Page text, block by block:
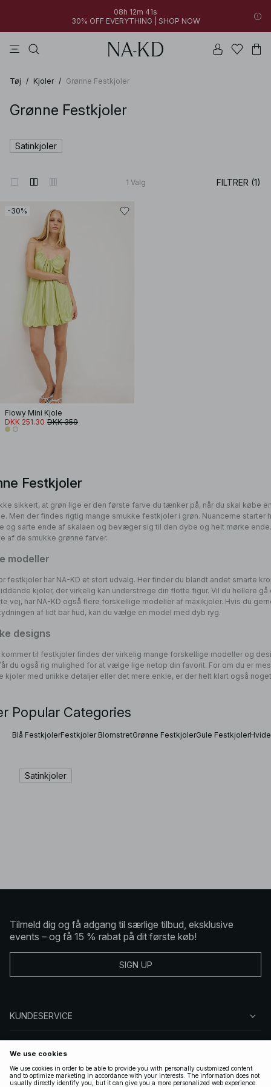
08h 12m 41s
30% OFF EVERYTHING | SHOP NOW
Tøj / Kjoler / Grønne Festkjoler
Grønne Festkjoler
Satinkjoler
1 Valg FILTRER (1)
-30%
Flowy Mini Kjole
DKK 251.30 DKK 359
Festkjoler
sikkert, at grøn lige er den første farve du tænker på, når du skal købe
Men der findes rigtig mange smukke festkjoler i grøn. Nuancerne starter
og sarte ende af skalaen og bevæger sig til den dybe og helt mørke
af de smukke grønne farver.
modeller
festkjoler har NA-KD et stort udvalg. Her finder du blandt andet smarte
kjoler, der virkelig kan understrege din flotte figur. Vil du hellere gå
vej, har NA-KD også flere forskellige modeller af maxikjoler. Hvis du
af lidt bar hud, kan du vælge en model med dyb ryg.
designs
kommer til festkjoler findes der virkelig mange forskellige modeller og
du også rig mulighed for at vælge lige netop din favorit. For om du er
kjoler med unikke detaljer eller det mere enkle, er der helt klart også
Popular Categories
Blå FestkjolerFestkjoler BlomstretGrønne FestkjolerGule Festkjoler
Satinkjoler
Tilmeld dig og få adgang til særlige tilbud, eksklusive
events – og få 15 % rabat på dit første køb!
SIGN UP
KUNDESERVICE
FØLG OS